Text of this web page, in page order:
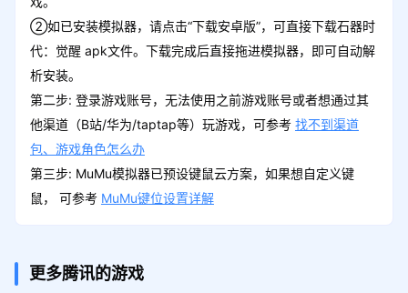
②如已安装模拟器，请点击“下载安卓版”，可直接下载石器时
代：觉醒 apk文件。下载完成后直接拖进模拟器，即可自动解
析安装。
第二步: 登录游戏账号，无法使用之前游戏账号或者想通过其
他渠道（B站/华为/taptap等）玩游戏，可参考 找不到渠道
包、游戏角色怎么办
第三步: MuMu模拟器已预设键鼠云方案，如果想自定义键
鼠， 可参考 MuMu键位设置详解
更多腾讯的游戏